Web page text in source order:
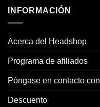
INFORMACIÓN
Acerca del Headshop
Programa de afiliados
Póngase en contacto con
Descuento